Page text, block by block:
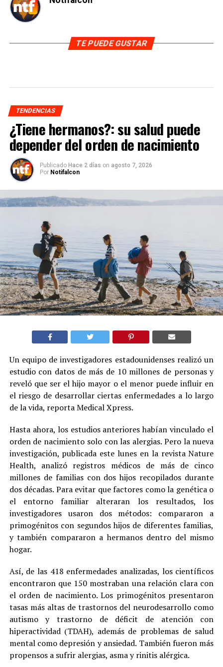
TE PUEDE GUSTAR
TENDENCIAS
¿Tiene hermanos?: su salud puede
depender del orden de nacimiento
Publicado Hace 2 días on agosto 7, 2026
Por Notifalcon
Un equipo de investigadores estadounidenses realizó un
estudio con datos de más de 10 millones de personas y
reveló que ser el hijo mayor o el menor puede influir en
el riesgo de desarrollar ciertas enfermedades a lo largo
de la vida, reporta Medical Xpress.
Hasta ahora, los estudios anteriores habían vinculado el
orden de nacimiento solo con las alergias. Pero la nueva
investigación, publicada este lunes en la revista Nature
Health, analizó registros médicos de más de cinco
millones de familias con dos hijos recopilados durante
dos décadas. Para evitar que factores como la genética o
el entorno familiar alteraran los resultados, los
investigadores usaron dos métodos: compararon a
primogénitos con segundos hijos de diferentes familias,
y también compararon a hermanos dentro del mismo
hogar.
Así, de las 418 enfermedades analizadas, los científicos
encontraron que 150 mostraban una relación clara con
el orden de nacimiento. Los primogénitos presentaron
tasas más altas de trastornos del neurodesarrollo como
autismo y trastorno de déficit de atención con
hiperactividad (TDAH), además de problemas de salud
mental como depresión y ansiedad. También fueron más
propensos a sufrir alergias, asma y rinitis alérgica.